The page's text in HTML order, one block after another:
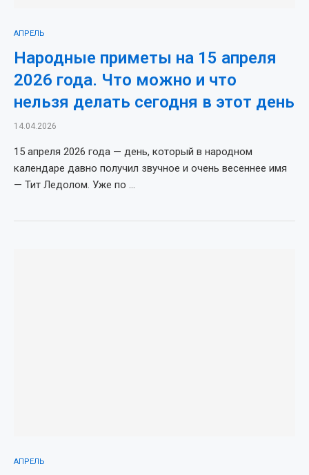
АПРЕЛЬ
Народные приметы на 15 апреля
2026 года. Что можно и что
нельзя делать сегодня в этот день
14.04.2026
15 апреля 2026 года — день, который в народном
календаре давно получил звучное и очень весеннее имя
— Тит Ледолом. Уже по …
АПРЕЛЬ